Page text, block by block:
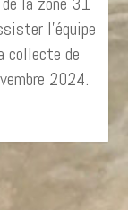
l'équipe
collecte de
2024.